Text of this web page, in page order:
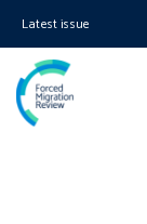
Latest issue